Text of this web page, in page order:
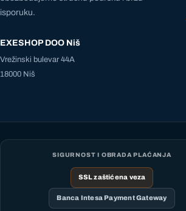
isporuku.
EXESHOP DOO Niš
Vrežinski bulevar 44A
18000 Niš
SIGURNOST I OBRADA PLAĆANJA
SSL zaštićena veza
Banca Intesa Payment Gateway